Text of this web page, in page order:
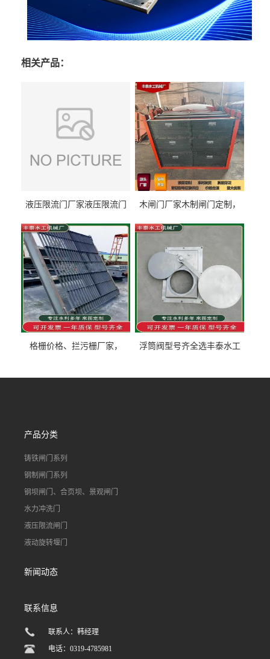
相关产品：
液压限流门厂家液压限流门
泰制造
木闸门厂家木制闸门定制，
型号齐全
格栅价格、拦污栅厂家，
浮筒阀型号齐全选丰泰水工
道水库电站污水处理钢制闸
产品分类
铸铁闸门系列
钢制闸门系列
钢坝闸门、合页坝、景观闸门
水力冲洗门
液压限流闸门
液动旋转堰门
新闻动态
联系信息
联系人：韩经理
电话：0319-4785981